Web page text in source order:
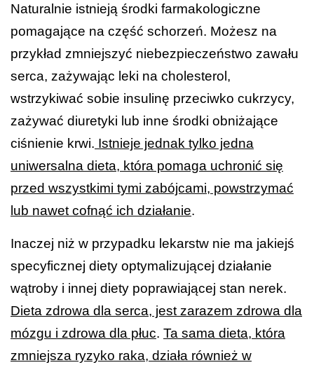
Naturalnie istnieją środki farmakologiczne
pomagające na część schorzeń. Możesz na
przykład zmniejszyć niebezpieczeństwo zawału
serca, zażywając leki na cholesterol,
wstrzykiwać sobie insulinę przeciwko cukrzycy,
zażywać diuretyki lub inne środki obniżające
ciśnienie krwi. Istnieje jednak tylko jedna
uniwersalna dieta, która pomaga uchronić się
przed wszystkimi tymi zabójcami, powstrzymać
lub nawet cofnąć ich działanie.
Inaczej niż w przypadku lekarstw nie ma jakiejś
specyficznej diety optymalizującej działanie
wątroby i innej diety poprawiającej stan nerek.
Dieta zdrowa dla serca, jest zarazem zdrowa dla
mózgu i zdrowa dla płuc. Ta sama dieta, która
zmniejsza ryzyko raka, działa również w